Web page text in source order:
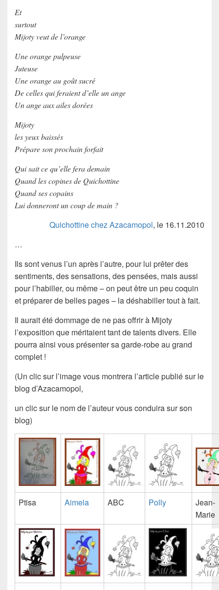
Et
surtout
Mijoty veut de l’orange
Une orange pulpeuse
Juteuse
Une orange au goût sucré
De celles qui feraient d’elle un ange
Un ange aux ailes dorées
Mijoty
les yeux baissés
Prépare son prochain forfait
Qui sait ce qu’elle fera demain
Quand les copines de Quichottine
Quand ses copains
Lui donneront un coup de main ?
Quichottine chez Azacamopol, le 16.11.2010
…
Ils sont venus l’un après l’autre, pour lui prêter des
sentiments, des sensations, des pensées, mais aussi
pour l’habiller, ou même – on peut être un peu coquin
et préparer de belles pages – la déshabiller tout à fait.
Il aurait été dommage de ne pas offrir à Mijoty
l’exposition que méritaient tant de talents divers. Elle
pourra ainsi vous présenter sa garde-robe au grand
complet !
(Un clic sur l’image vous montrera l’article publié sur le
blog d’Azacamopol,
un clic sur le nom de l’auteur vous conduira sur son
blog)
Ptisa Aimela ABC Polly
Jean-
Marie